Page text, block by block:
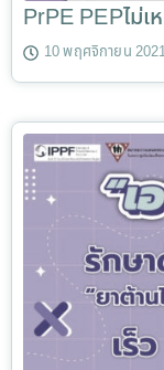
PrPE PEPไม่
10 พฤศจิกายน